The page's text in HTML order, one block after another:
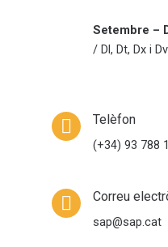
Setembre –
/ Dl, Dt, Dx i
Telèfon
(+34) 93 788
Correu
sap@sap.cat